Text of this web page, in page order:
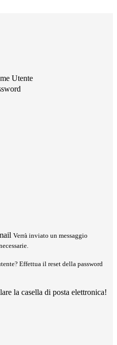
Utente
Verrà inviato un messaggio
Effettua il reset della password
la casella di posta elettronica!